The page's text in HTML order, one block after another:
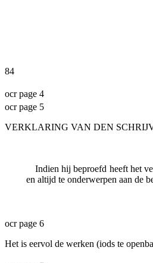
84
ocr page 4
ocr page 5
VERKLARING VAN DEN
Indien hij beproefd heeft het
en altijd te onderwerpen aan de
ocr page 6
Het is eervol de werken (iods te